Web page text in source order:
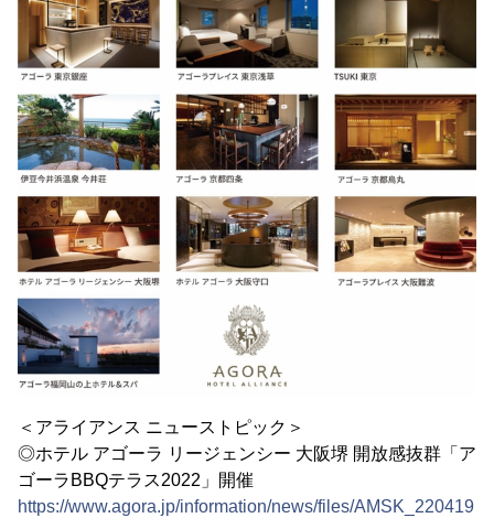
＜アライアンス ニューストピック＞
◎ホテル アゴーラ リージェンシー 大阪堺 開放感抜群「ア
ゴーラBBQテラス2022」開催
https://www.agora.jp/information/news/files/AMSK_220419